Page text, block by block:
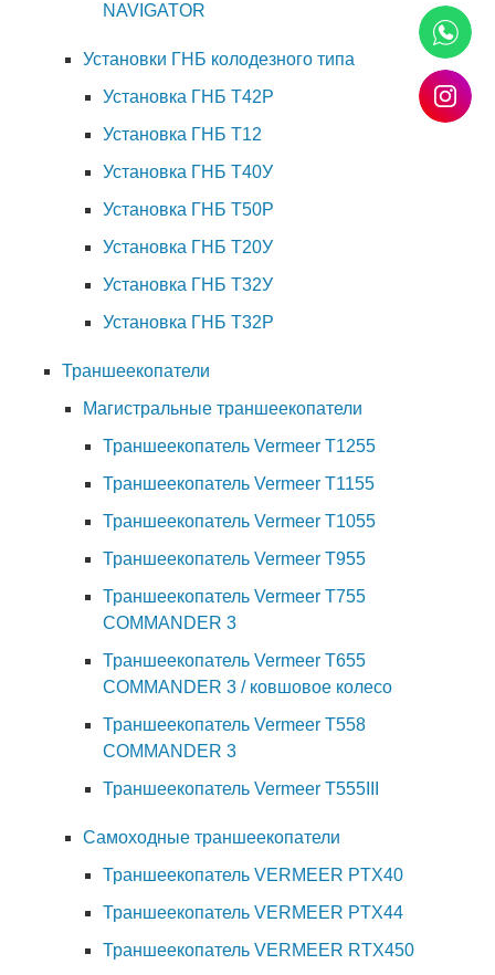
NAVIGATOR
Установки ГНБ колодезного типа
Установка ГНБ Т42Р
Установка ГНБ Т12
Установка ГНБ Т40У
Установка ГНБ Т50Р
Установка ГНБ Т20У
Установка ГНБ Т32У
Установка ГНБ Т32Р
Траншеекопатели
Магистральные траншеекопатели
Траншеекопатель Vermeer T1255
Траншеекопатель Vermeer T1155
Траншеекопатель Vermeer T1055
Траншеекопатель Vermeer T955
Траншеекопатель Vermeer T755
COMMANDER 3
Траншеекопатель Vermeer T655
COMMANDER 3 / ковшовое колесо
Траншеекопатель Vermeer T558
COMMANDER 3
Траншеекопатель Vermeer T555III
Самоходные траншеекопатели
Траншеекопатель VERMEER PTX40
Траншеекопатель VERMEER PTX44
Траншеекопатель VERMEER RTX450